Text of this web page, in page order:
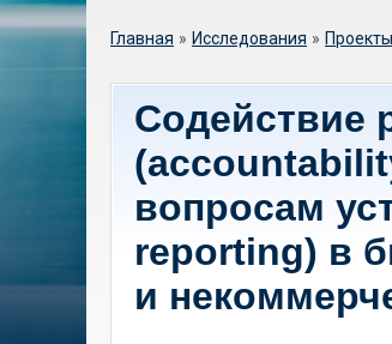
Вы здесь
Главная » Исследования »
Содействие
вопросам
reporting) в
и